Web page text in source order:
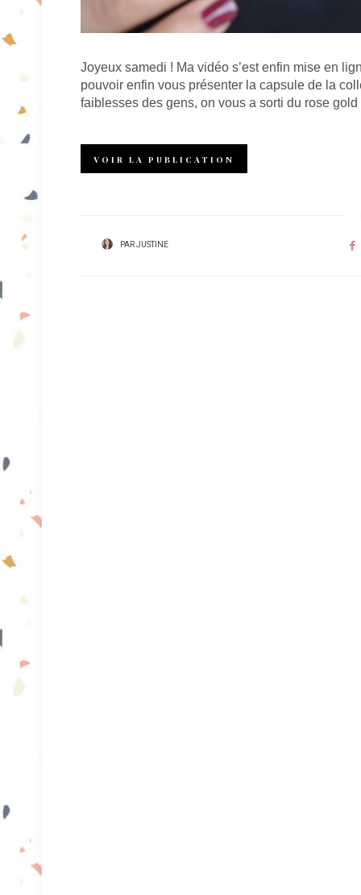
Joyeux samedi ! Ma vidéo s’est enfin mise en
pouvoir enfin vous présenter la capsule de la
faiblesses des gens, on vous a sorti du rose
VOIR LA PUBLICATION
PARJUSTINE